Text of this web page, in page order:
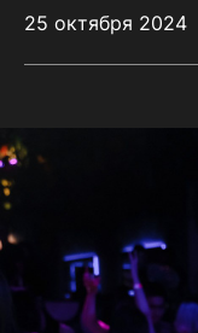
25 октября 2024